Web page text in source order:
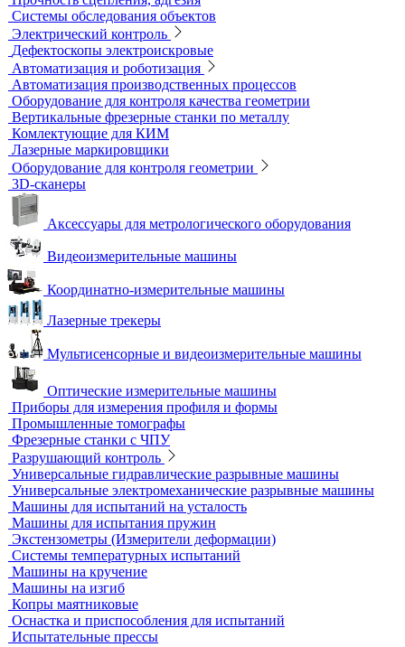
Течеискатели корреляционные
Течеискатели многодатчиковые
Трассотечеискатели
Контроль в строительстве
Виброизмерительные приборы
Диагностика свай
Измерители теплопроводности
Контроль арматуры
Контроль дорог и грунтов
Контроль прочности бетона
Приборы теплового контроля
Прочность сцепления, адгезия
Системы обследования объектов
Электрический контроль
Дефектоскопы электроискровые
Автоматизация и роботизация
Автоматизация производственных процессов
Оборудование для контроля качества геометрии
Вертикальные фрезерные станки по металлу
Комлектующие для КИМ
Лазерные маркировщики
Оборудование для контроля геометрии
3D-сканеры
Аксессуары для метрологического оборудования
Видеоизмерительные машины
Координатно-измерительные машины
Лазерные трекеры
Мультисенсорные и видеоизмерительные машины
Оптические измерительные машины
Приборы для измерения профиля и формы
Промышленные томографы
Фрезерные станки с ЧПУ